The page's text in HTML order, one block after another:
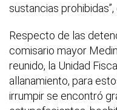
sustancias
Respecto de las
comisario mayor
reunido, la Unidad
allanamiento, para
irrumpir se encontró